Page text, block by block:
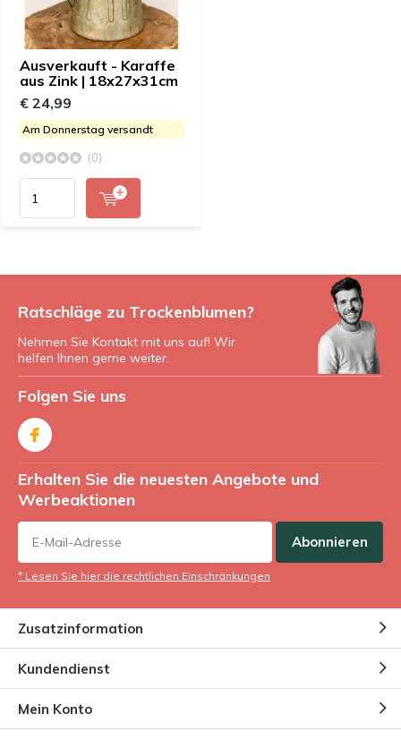
Ausverkauft - Karaffe
aus Zink | 18x27x31cm
€ 24,99
Am Donnerstag versandt
(0)
Ratschläge zu Trockenblumen?
Nehmen Sie Kontakt mit uns auf! Wir
helfen Ihnen gerne weiter.
Folgen Sie uns
Erhalten Sie die neuesten Angebote und
Werbeaktionen
Abonnieren
* Lesen Sie hier die rechtlichen Einschränkungen
Zusatzinformation
Kundendienst
Mein Konto